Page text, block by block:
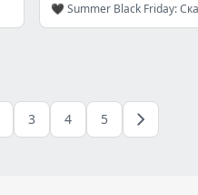
3 4 5